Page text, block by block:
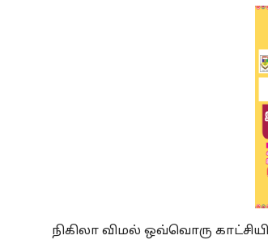
நிகிலா விமல் ஒவ்வொரு